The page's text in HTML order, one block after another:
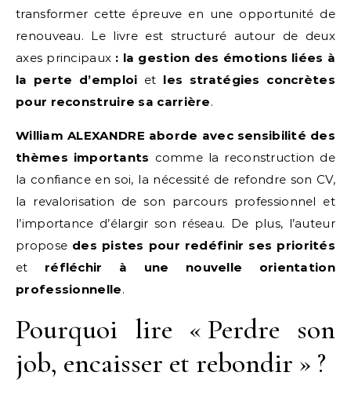
transformer cette épreuve en une opportunité de
renouveau. Le livre est structuré autour de deux
axes principaux : la gestion des émotions liées à
la perte d’emploi et les stratégies concrètes
pour reconstruire sa carrière.
William ALEXANDRE aborde avec sensibilité des
thèmes importants comme la reconstruction de
la confiance en soi, la nécessité de refondre son CV,
la revalorisation de son parcours professionnel et
l’importance d’élargir son réseau. De plus, l’auteur
propose des pistes pour redéfinir ses priorités
et réfléchir à une nouvelle orientation
professionnelle.
Pourquoi lire « Perdre son
job, encaisser et rebondir » ?